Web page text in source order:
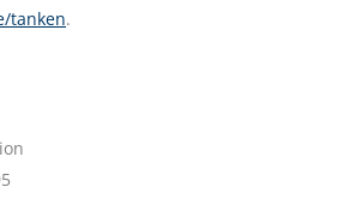
tanken.